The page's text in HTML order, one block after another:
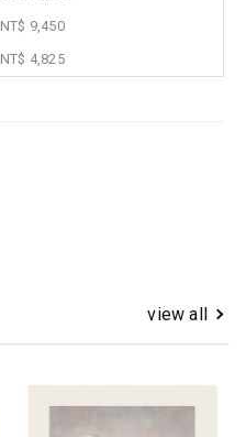
NT$ 9,450
NT$ 4,825
view all